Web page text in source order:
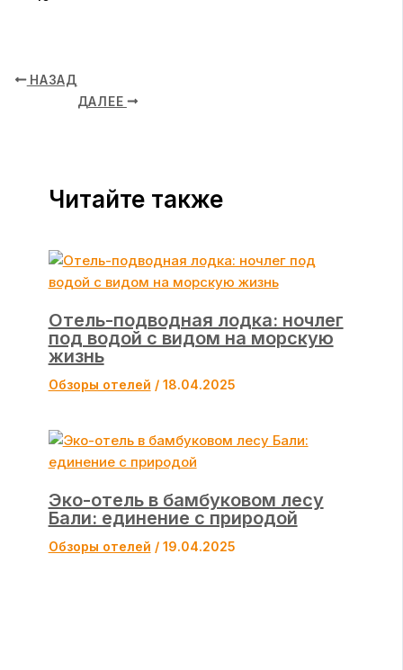
НАЗАД
ДАЛЕЕ
Читайте также
Отель-подводная лодка: ночлег
под водой с видом на морскую
жизнь
Обзоры отелей / 18.04.2025
Эко-отель в бамбуковом лесу
Бали: единение с природой
Обзоры отелей / 19.04.2025